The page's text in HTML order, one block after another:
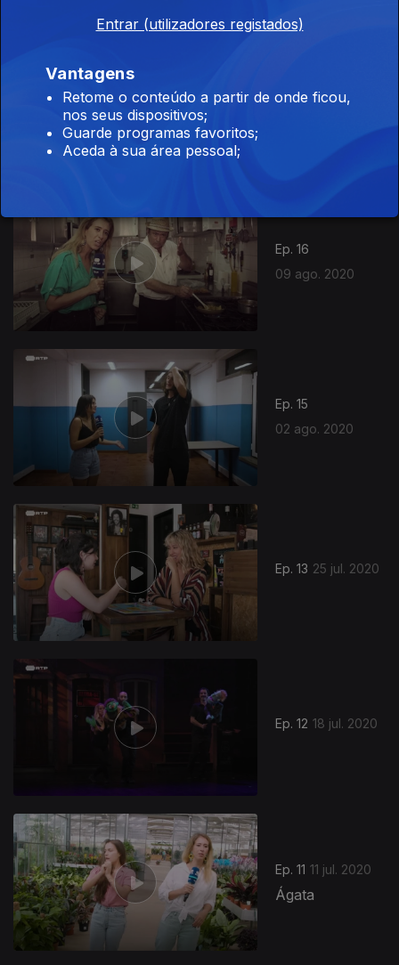
16 ago. 2020
Ep. 16
09 ago. 2020
Ep. 15
02 ago. 2020
Ep. 13 25 jul. 2020
Ep. 12 18 jul. 2020
Ep. 11 11 jul. 2020
Ágata
Entrar (utilizadores registados)
Vantagens
Retome o conteúdo a partir de onde ficou,
nos seus dispositivos;
Guarde programas favoritos;
Aceda à sua área pessoal;